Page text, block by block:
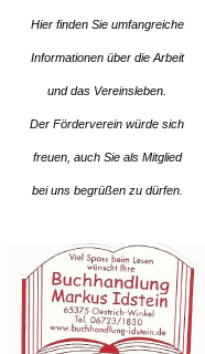
Hier finden Sie umfangreiche
Informationen über die Arbeit
und das Vereinsleben.
Der Förderverein würde sich
freuen, auch Sie als Mitglied
bei uns begrüßen zu dürfen.